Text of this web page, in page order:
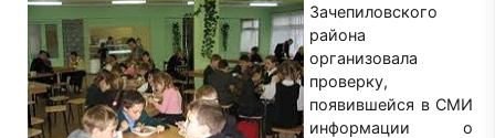
Зачепиловского
района
организовала
проверку,
появившейся в СМИ
информации о